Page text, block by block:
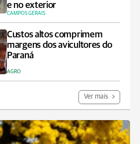
e no exterior
CAMPOS GERAIS
Custos altos comprimem
margens dos avicultores do
Paraná
AGRO
Ver mais